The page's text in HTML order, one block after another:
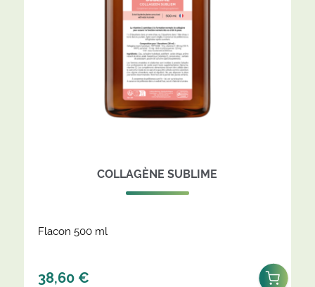
COLLAGÈNE SUBLIME
Flacon 500 ml
38,60 €